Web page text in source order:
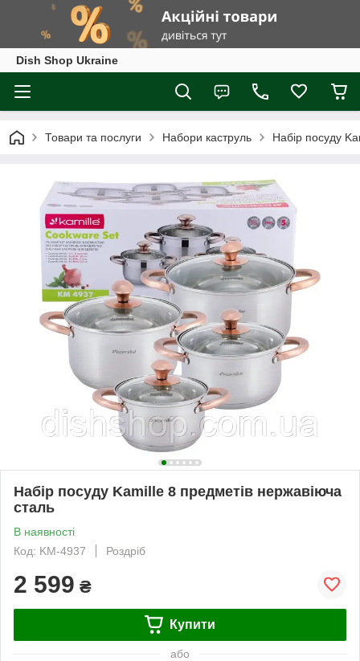
Dish Shop Ukraine
Товари та послуги Набори каструль Набір посуду
Набір посуду Kamille 8 предметів нержавіюча
сталь
В наявності
Код: KM-4937
Роздріб
2 599 ₴
Купити
або